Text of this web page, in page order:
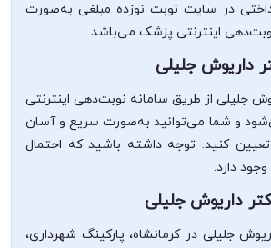
در سایت نوبت نوزده مبلغی به‌صورت
اینترنتی پزشک می‌باشد.
داریوش جلیلی
جلیلی از طریق سامانه نوبت‌دهی اینترنتی
و شما می‌توانید به‌صورت سریع و آسان
کنید. توجه داشته باشید که احتمال
دارد.
داریوش جلیلی
جلیلی در کرمانشاه، پارکینگ شهرداری،